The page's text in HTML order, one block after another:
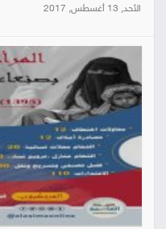
الأحد, 13 أغسطس, 2017